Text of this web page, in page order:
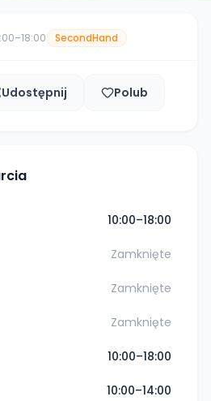
SecondHand
Udostępnij Polub
10:00–18:00
Zamknięte
Zamknięte
Zamknięte
10:00–18:00
10:00–14:00